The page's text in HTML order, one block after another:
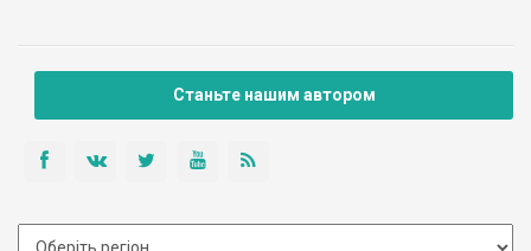
Станьте нашим автором